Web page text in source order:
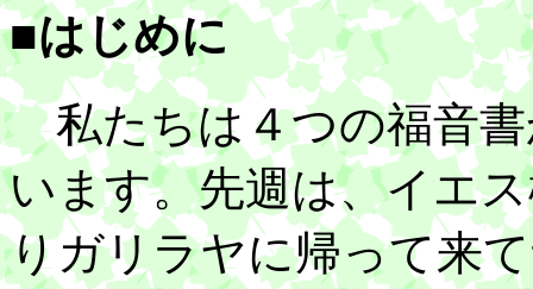
■はじめに
私たちは４つの福音書
います。先週は、イエ
りガリラヤに帰って来